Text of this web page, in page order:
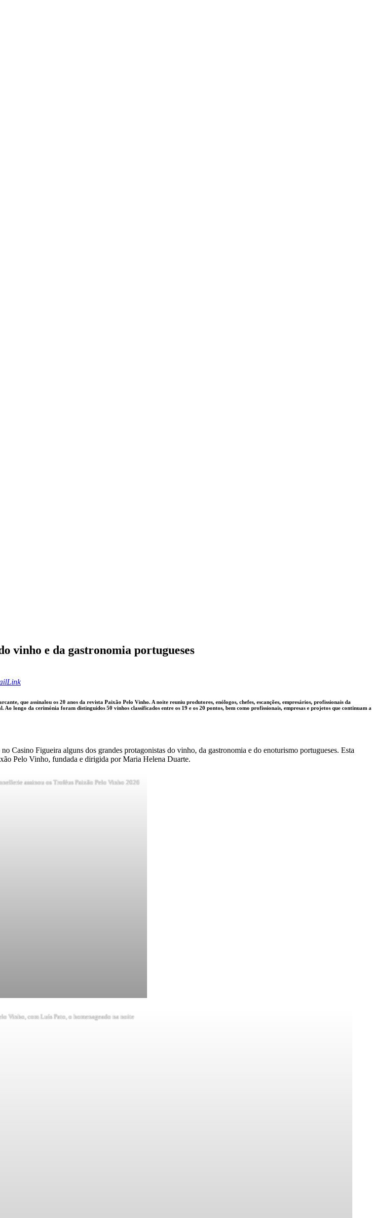
vinho e da gastronomia portugueses
to
clipboard
Link
que assinalou os 20 anos da revista Paixão Pelo Vinho. A noite reuniu produtores, enólogos, chefes, escanções, empresários, profissionais da
longo da cerimónia foram distinguidos 50 vinhos classificados entre os 19 e os 20 pontos, bem como profissionais, empresas e projetos que continuam a
Figueira alguns dos grandes protagonistas do vinho, da gastronomia e do enoturismo portugueses. Esta
Pelo Vinho, fundada e dirigida por Maria Helena Duarte.
assinou os Troféus Paixão Pelo Vinho 2026
Vinho, com Luís Pato, o homenageado na noite